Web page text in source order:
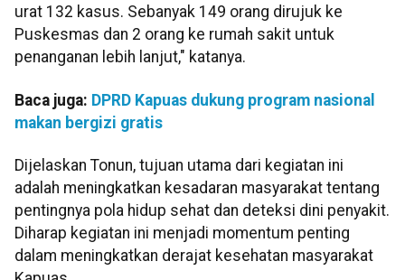
urat 132 kasus. Sebanyak 149 orang dirujuk ke
Puskesmas dan 2 orang ke rumah sakit untuk
penanganan lebih lanjut," katanya.
Baca juga: DPRD Kapuas dukung program nasional
makan bergizi gratis
Dijelaskan Tonun, tujuan utama dari kegiatan ini
adalah meningkatkan kesadaran masyarakat tentang
pentingnya pola hidup sehat dan deteksi dini penyakit.
Diharap kegiatan ini menjadi momentum penting
dalam meningkatkan derajat kesehatan masyarakat